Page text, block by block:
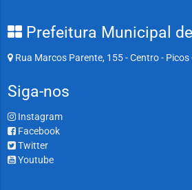
Prefeitura Municipal
Rua Marcos Parente, 155 - Centro - Picos
Siga-nos
Instagram
Facebook
Twitter
Youtube